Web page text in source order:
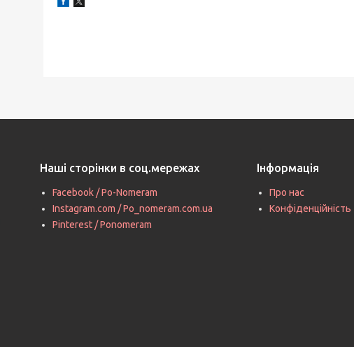
Наші сторінки в соц.мережах
Facebook / Po-Nomeram
Instagram.com / Po_nomeram.com.ua
Pinterest / Ponomeram
Інформація
Про нас
Конфіденційність